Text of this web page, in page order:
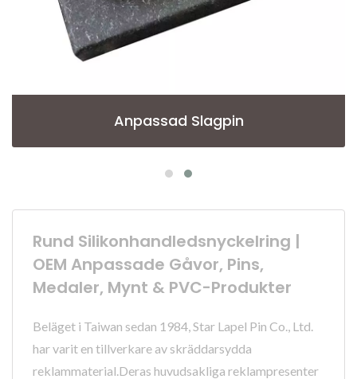
Anpassad Slagpin
Rund Silikonhandledsnyckelring |
OEM Anpassade Gåvor, Pins,
Medaler, Mynt & PVC-Produkter
Beläget i Taiwan sedan 1984, Star Lapel Pin Co., Ltd.
har varit en tillverkare av skräddarsydda
reklammaterial.Deras huvudsakliga reklampresenter